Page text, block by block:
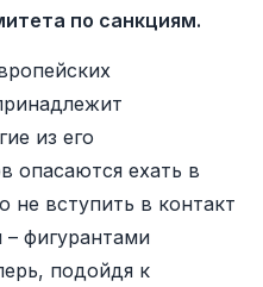
по санкциям.
из его
опасаются ехать в
не вступить в контакт
фигурантами
подойдя к